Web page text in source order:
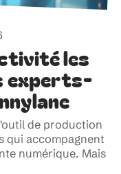
les
experts-
de production
qui accompagnent
numérique. Mais